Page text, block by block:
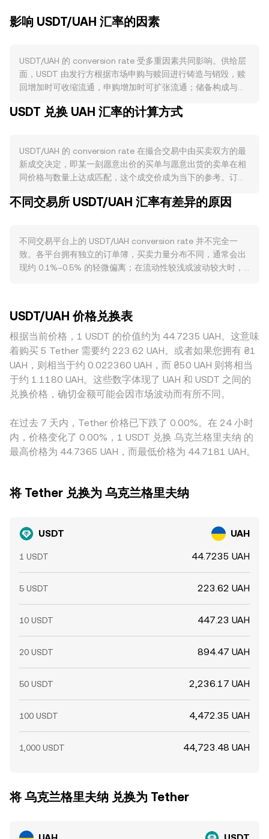
影响 USDT/UAH 汇率的因素
USDT/UAH 的 conversion rate 受多重因素共同影响。供给层
面，USDT 由发行方根据市场申购与赎回进行铸造与销毁，赎
回增加时可收缩流通，申购增加时可扩张流通；储备构成与定
USDT 的持有意愿与折溢价水平。USDT 不涉及挖矿减半或质
外交易中被广泛用作计价与结算工具，链上与交易平台的活跃
度、跨境结算与支付使用场景、以及对稳定型加密资产的避险
需求，都会提升对 USDT 的使用与持有，从而影响 USDT/UAH
感：当 BTC 和主要加密资产波动加大或走强时，USDT 的场内
到 USDT/UAH 的 conversion rate。监管层面，稳定币监管指
引、银行清算通道的合规状况、对发行方的审查力度、以及针
对地址冻结或黑名单政策的更新，都会改变申赎便利度与市场
杠杆需求与库存成本，期权到期集中时的头寸平衡可能带来短
期波动；大额地址的链上转移、集中申赎与场外批量交易，会
在短时间内改变平台间的供需分布，叠加不同交易时段的流动
性差异，使 USDT/UAH 的短线报价出现细微偏移。
USDT 兑换 UAH 汇率的计算方式
USDT/UAH 的 conversion rate 在撮合交易中由买卖双方的最
新成交决定，即某一刻愿意出价的买单与愿意出货的卖单在相
同价格与数量上达成匹配，这个成交价成为当下的参考。订单
间的差距是价差（spread），而两者的平均值常被视为中间价
VWAP = Σ(Price_i × Volume_i) / Σ Volume_i，通过给予高成交
量平台更大权重，得到更具代表性的综合价格。对于简单换
算，若以某一时刻的 USDT/UAH conversion rate 为 r，则
性，自动做市商（AMM）使用 x × y = k 的恒定乘积模型，其
中池中两种资产数量分别为 x 与 y，价格近似为 y/x；当外部
市场对 USDT 的需求上升或下降，资金在池中换入或换出，池
子资产比例变化导致即时价格调整，这些链上价格再通过做市
与搬砖传导到中心化平台，间接影响 USDT/UAH 的报价。
不同交易所 USDT/UAH 汇率有差异的原因
不同交易平台上的 USDT/UAH conversion rate 并不完全一
致。各平台拥有独立的订单簿，买卖力量分布不同，通常会出
现约 0.1%–0.5% 的轻微偏离；在流动性较浅或波动较大时，
价：UAH 的入金渠道、支付限制、当地法币供需紧张程度、以
及平台的合规要求与清算效率，都会反映在 USDT 的买入或卖
出意愿上，从而影响 USDT/UAH 的本地报价。此外，USDT 相
对 USD 的基差（例如在某些时段出现轻微溢价或折价）也会
传导到以 UAH 报价的撮合中，形成跨平台的细微差异。套利能
在一定程度上平抑价差，但受制于上链与链下的转账时间、提
现与手续费、KYC 流程与限额、以及市场波动风险，价差难以
自波动。
USDT/UAH 价格兑换表
根据当前价格，1 USDT 的价值约为 44.7235 UAH。这意味
着购买 5 Tether 需要约 223.62 UAH。或者如果您拥有 ₴1
UAH，则相当于约 0.022360 UAH，而 ₴50 UAH 则将相当
于约 1.1180 UAH。这些数字体现了 UAH 和 USDT 之间的
兑换价格，确切金额可能会因市场波动而有所不同。
在过去 7 天内，Tether 价格已下跌了 0.00%。在 24 小时
内，价格变化了 0.00%，1 USDT 兑换 乌克兰格里夫纳 的
最高价格为 44.7365 UAH，而最低价格为 44.7181 UAH。
将 Tether 兑换为 乌克兰格里夫纳
USDT UAH
1 USDT 44.7235 UAH
5 USDT 223.62 UAH
10 USDT 447.23 UAH
20 USDT 894.47 UAH
50 USDT 2,236.17 UAH
100 USDT 4,472.35 UAH
1,000 USDT 44,723.48 UAH
将 乌克兰格里夫纳 兑换为 Tether